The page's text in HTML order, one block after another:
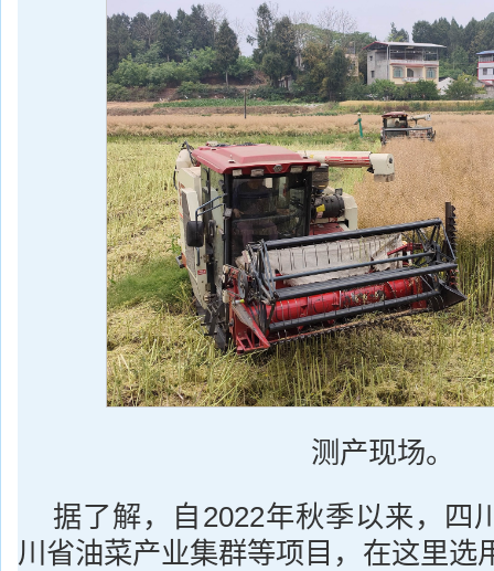
测产现场。
据了解，自2022年秋季以来，四
川省油菜产业集群等项目，在这里选